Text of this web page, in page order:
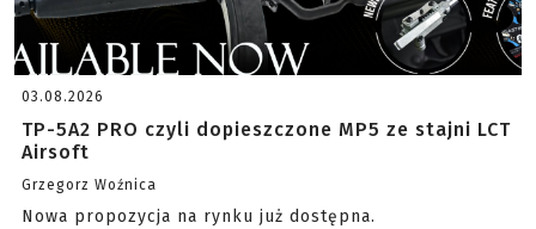
03.08.2026
TP-5A2 PRO czyli dopieszczone MP5 ze stajni LCT
Airsoft
Grzegorz Woźnica
Nowa propozycja na rynku już dostępna.